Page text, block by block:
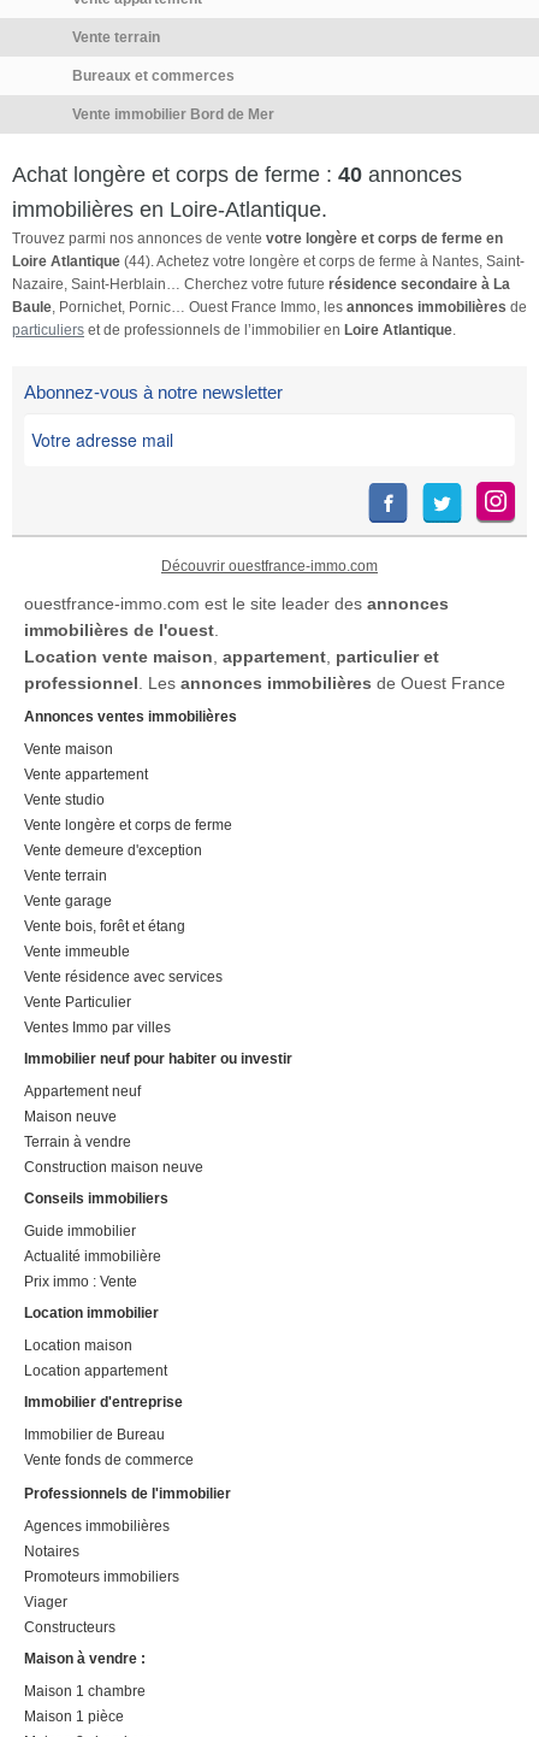
CALME. Grand jardin
complanté 3945 M2,
IMPORTANT un PUITS à débit
abondant pour l'arrosage.
(Maison au milieu). Au sud:
essences diverses: Cerisier du
Japon, Pins parasols, Erables
Magnolias, Mimosas, Grands
Vente terrain
Bureaux et commerces
Vente immobilier Bord de Mer
Achat longère et corps de ferme : 40 annonces
immobilières en Loire-Atlantique.
Trouvez parmi nos annonces de vente votre longère et corps de ferme en
Loire Atlantique (44). Achetez votre longère et corps de ferme à Nantes, Saint-
Nazaire, Saint-Herblain… Cherchez votre future résidence secondaire à La
Baule , Pornichet, Pornic… Ouest France Immo, les annonces immobilières de
particuliers et de professionnels de l’immobilier en Loire Atlantique
Abonnez-vous à notre newsletter
Découvrir ouestfrance-immo.com
ouestfrance-immo.com est le site leader des annonces
immobilières de l'ouest
Location vente maison appartement particulier et
professionnel . Les annonces immobilières de Ouest France
Annonces ventes immobilières
Vente maison
Vente appartement
Vente studio
Vente longère et corps de ferme
Vente demeure d'exception
Vente terrain
Vente garage
Vente bois, forêt et étang
Vente immeuble
Vente résidence avec services
Vente Particulier
Ventes Immo par villes
Immobilier neuf pour habiter ou investir
Appartement neuf
Maison neuve
Terrain à vendre
Construction maison neuve
Conseils immobiliers
Guide immobilier
Actualité immobilière
Prix immo : Vente
Location immobilier
Location maison
Location appartement
Immobilier d'entreprise
Immobilier de Bureau
Vente fonds de commerce
Professionnels de l'immobilier
Agences immobilières
Notaires
Promoteurs immobiliers
Viager
Constructeurs
Maison à vendre :
Maison 1 chambre
Maison 1 pièce